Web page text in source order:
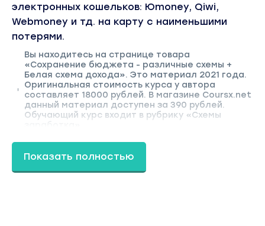
электронных кошельков: Юmoney, Qiwi,
Webmoney и тд. на карту с наименьшими
потерями.
Вы находитесь на странице товара
«Сохранение бюджета - различные схемы +
Белая схема дохода». Это материал 2021 года.
Оригинальная стоимость курса у автора
составляет 18000 рублей. В магазине Coursx.net
данный материал доступен за 390 рублей.
Обучающий курс входит в рубрику «Схемы
Показать полностью